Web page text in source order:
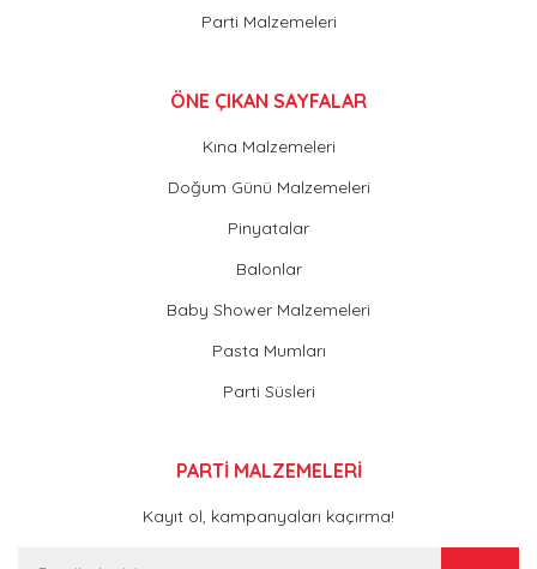
Parti Malzemeleri
ÖNE ÇIKAN SAYFALAR
Kına Malzemeleri
Doğum Günü Malzemeleri
Pinyatalar
Balonlar
Baby Shower Malzemeleri
Pasta Mumları
Parti Süsleri
PARTİ MALZEMELERİ
Kayıt ol, kampanyaları kaçırma!